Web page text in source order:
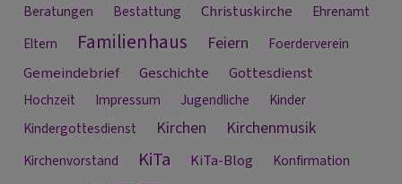
Beratungen Bestattung Christuskirche
Ehrenamt
Eltern
Familienhaus Feiern Foerderverein
Gemeindebrief Geschichte Gottesdienst
Hochzeit Impressum Jugendliche
Kinder
Kindergottesdienst
Kirchen Kirchenmusik
Kirchenvorstand KiTa KiTa-Blog
Konfirmation